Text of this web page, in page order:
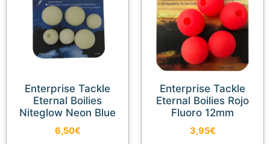
Enterprise Tackle
Eternal Boilies
Niteglow Neon Blue
6,50€
Enterprise Tackle
Eternal Boilies Rojo
Fluoro 12mm
3,95€